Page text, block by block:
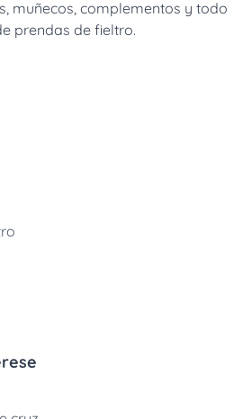
muñecos, complementos y todo
prendas de fieltro.